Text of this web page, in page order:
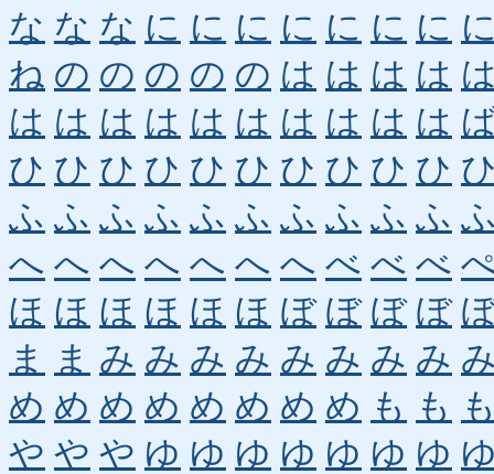
な な な に に に に に に に
ね の の の の の は は は は
は は は は は は は は は は
ひ ひ ひ ひ ひ ひ ひ ひ ひ ひ
ふ ふ ふ ふ ふ ふ ふ ふ ふ ふ
へ へ へ へ へ へ へ べ べ べ
ほ ほ ほ ほ ほ ほ ぼ ぼ ぼ ぼ
ま
ま み み み み み み み み
め め め め め め め め も も
や や や ゆ ゆ ゆ ゆ ゆ ゆ ゆ